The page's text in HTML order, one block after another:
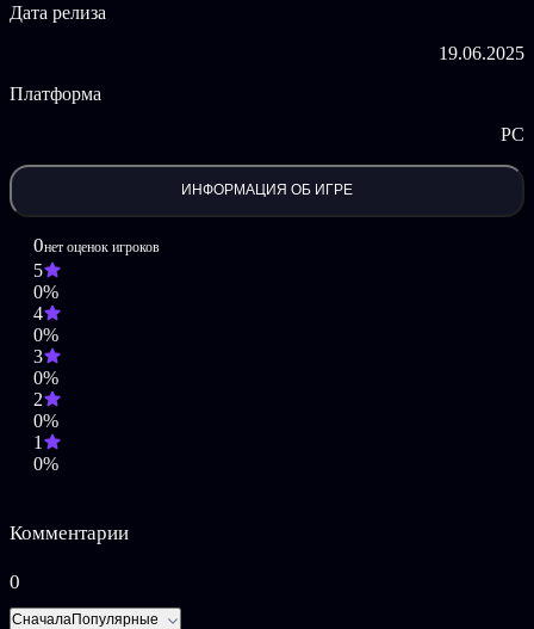
Домашний кинотеатр
Спорт
создавая бесконечное количество комбинаций и образов.
Architect Life: A House Design Simulator ©2025 Nacon. ©2025
reserved.
Дата релиза
19.06.2025
Платформа
PC
ИНФОРМАЦИЯ ОБ ИГРЕ
0нет оценок игроков
5
0%
4
0%
3
0%
2
0%
1
0%
Комментарии
0
СначалаПопулярные